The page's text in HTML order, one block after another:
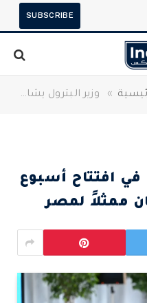
SUBSCRIBE
» وزير البترول يشارك في افتتاح أسبوع باكو للطاقة بأذربيجان ممثلاً لمصر
في افتتاح أسبوع
ممثلاً لمصر